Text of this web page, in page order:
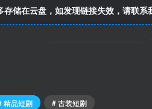
储在云盘，如发现链接失效，请联系
精品短剧 # 古装短剧